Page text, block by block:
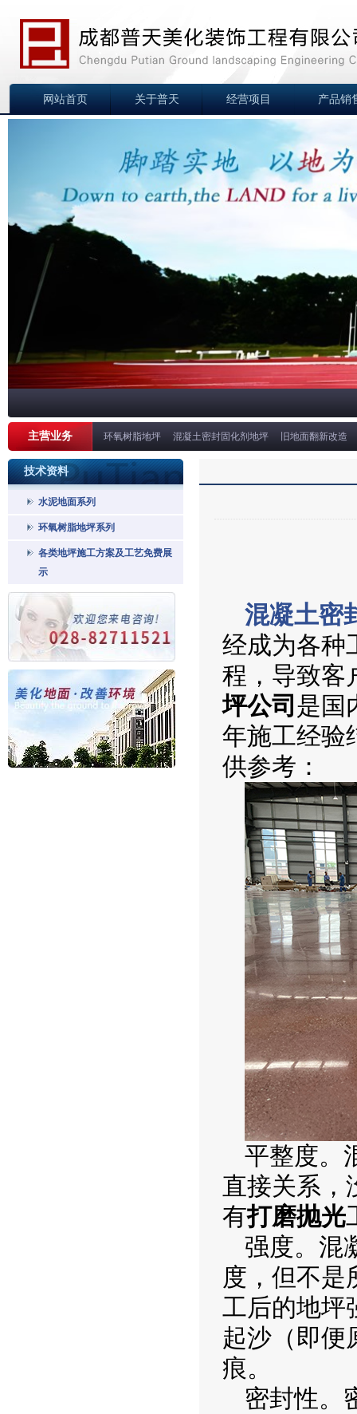
网站首页 关于普天 经营项目 产品销
主营业务 环氧树脂地坪 混凝土密封固化剂地坪 旧地面翻新改造
技术资料
水泥地面系列
环氧树脂地坪系列
各类地坪施工方案及工艺免费展
示
混凝土密
经成为各种
程，导致客
坪公司 是国
年施工经验
供参考：
平整度。
直接关系，
有打磨抛光
强度。混
度，但不是
工后的地坪
起沙（即便
痕。
密封性。